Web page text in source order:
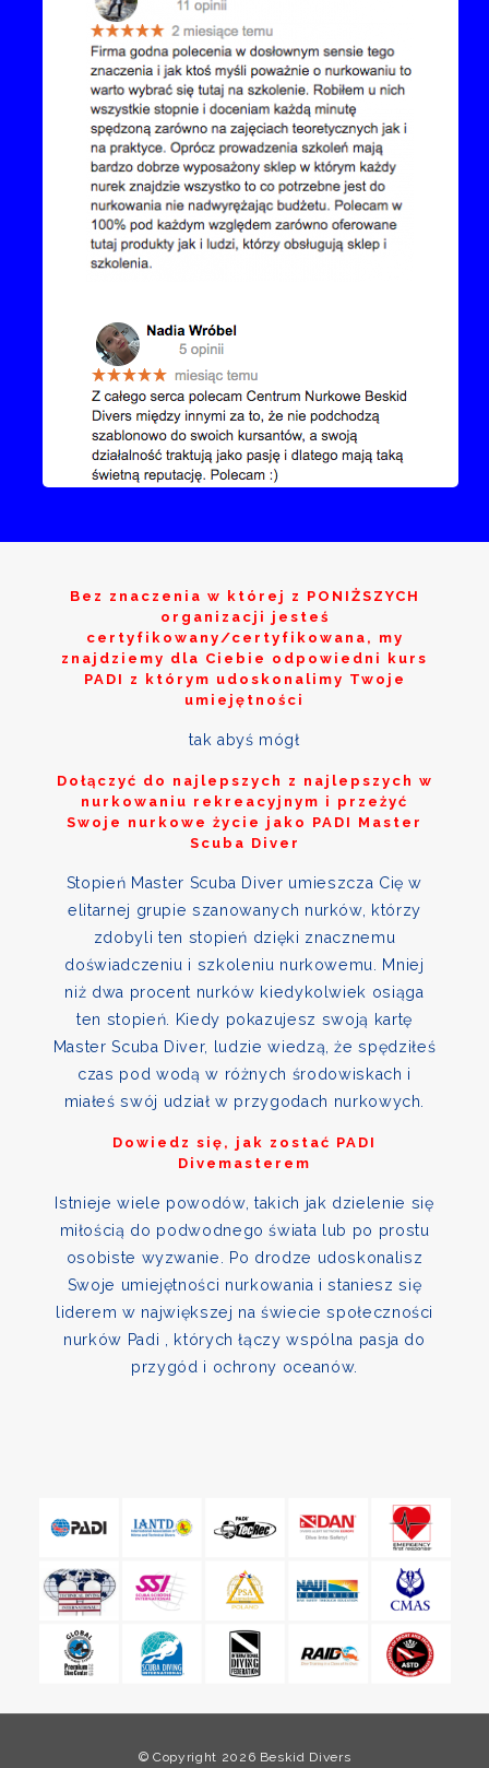
Bez znaczenia w której z PONIŻSZYCH
organizacji jesteś
certyfikowany/certyfikowana, my
znajdziemy dla Ciebie odpowiedni kurs
PADI z którym udoskonalimy Twoje
umiejętności
tak abyś mógł
Dołączyć do najlepszych z najlepszych w
nurkowaniu rekreacyjnym i przeżyć
Swoje nurkowe życie jako PADI Master
Scuba Diver
Stopień Master Scuba Diver umieszcza Cię w
elitarnej grupie szanowanych nurków, którzy
zdobyli ten stopień dzięki znacznemu
doświadczeniu i szkoleniu nurkowemu. Mniej
niż dwa procent nurków kiedykolwiek osiąga
ten stopień. Kiedy pokazujesz swoją kartę
Master Scuba Diver, ludzie wiedzą, że spędziłeś
czas pod wodą w różnych środowiskach i
miałeś swój udział w przygodach nurkowych.
Dowiedz się, jak zostać PADI
Divemasterem
Istnieje wiele powodów, takich jak dzielenie się
miłością do podwodnego świata lub po prostu
osobiste wyzwanie. Po drodze udoskonalisz
Swoje umiejętności nurkowania i staniesz się
liderem w największej na świecie społeczności
nurków Padi , których łączy wspólna pasja do
przygód i ochrony oceanów.
© Copyright 2026 Beskid Divers